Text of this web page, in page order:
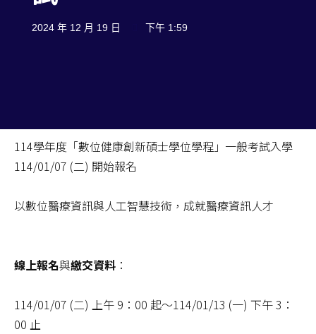
2024 年 12 月 19 日 下午 1:59
114學年度「數位健康創新碩士學位學程」一般考試入學
114/01/07 (二) 開始報名
以數位醫療資訊與人工智慧技術，成就醫療資訊人才
線上報名與繳交資料 ：
114/01/07 (二) 上午 9：00 起～114/01/13 (一) 下午 3：
00 止